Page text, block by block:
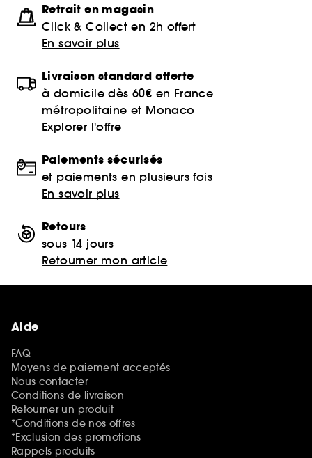
Retrait en magasin
Click & Collect en 2h offert
En savoir plus
Livraison standard offerte
à domicile dès 60€ en France
métropolitaine et Monaco
Explorer l'offre
Paiements sécurisés
et paiements en plusieurs fois
En savoir plus
Retours
sous 14 jours
Retourner mon article
Aide
FAQ
Moyens de paiement acceptés
Nous contacter
Conditions de livraison
Retourner un produit
*Conditions de nos offres
*Exclusion des promotions
Rappels produits